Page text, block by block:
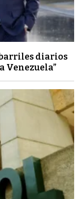
diarios
Venezuela”